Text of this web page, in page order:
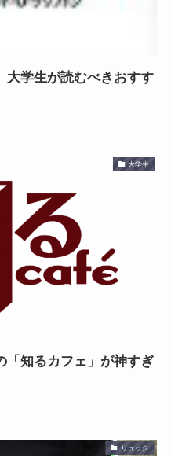
大学生が読むべきおすす
大学生
「知るカフェ」が神すぎ
リュック